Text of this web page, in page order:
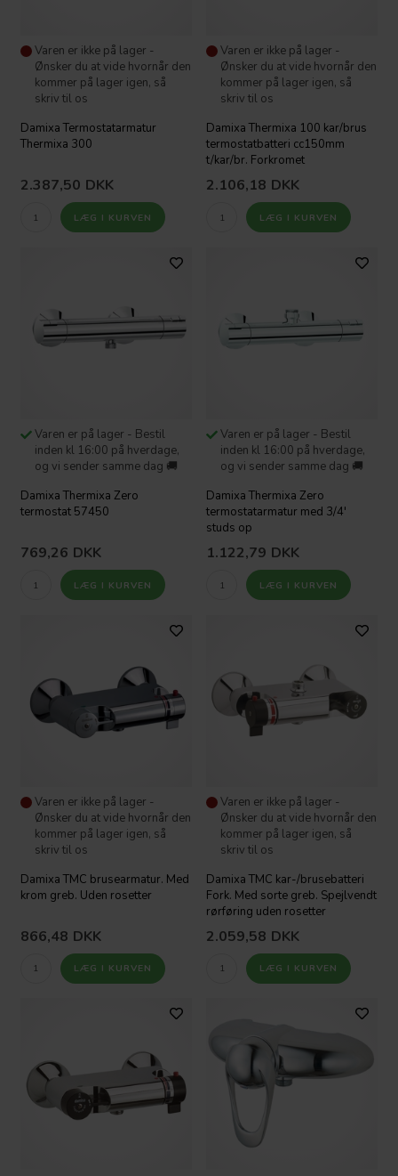
Varen er ikke på lager -
Ønsker du at vide hvornår den
kommer på lager igen, så
skriv til os
Damixa Termostatarmatur
Thermixa 300
2.387,50 DKK
Varen er ikke på lager -
Ønsker du at vide hvornår den
kommer på lager igen, så
skriv til os
Damixa Thermixa 100 kar/brus
termostatbatteri cc150mm
t/kar/br. Forkromet
2.106,18 DKK
Varen er på lager - Bestil
inden kl 16:00 på hverdage,
og vi sender samme dag 🚚
Damixa Thermixa Zero
termostat 57450
769,26 DKK
Varen er på lager - Bestil
inden kl 16:00 på hverdage,
og vi sender samme dag 🚚
Damixa Thermixa Zero
termostatarmatur med 3/4'
studs op
1.122,79 DKK
Varen er ikke på lager -
Ønsker du at vide hvornår den
kommer på lager igen, så
skriv til os
Damixa TMC brusearmatur. Med
krom greb. Uden rosetter
866,48 DKK
Varen er ikke på lager -
Ønsker du at vide hvornår den
kommer på lager igen, så
skriv til os
Damixa TMC kar-/brusebatteri
Fork. Med sorte greb. Spejlvendt
rørføring uden rosetter
2.059,58 DKK